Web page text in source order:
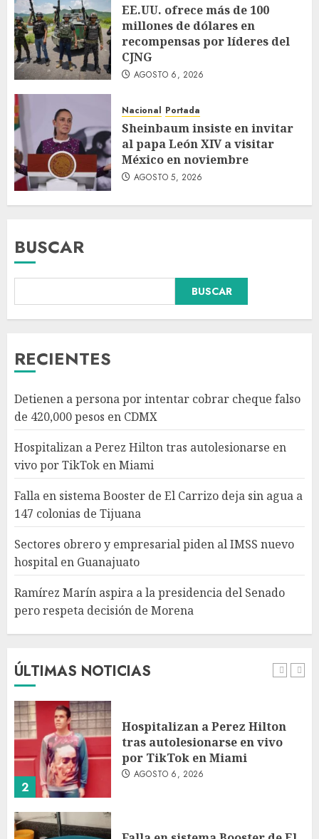
EE.UU. ofrece más de 100
millones de dólares en
recompensas por líderes del
CJNG
AGOSTO 6, 2026
Nacional Portada
Sheinbaum insiste en invitar
al papa León XIV a visitar
México en noviembre
AGOSTO 5, 2026
BUSCAR
BUSCAR
RECIENTES
Detienen a persona por intentar cobrar cheque falso
de 420,000 pesos en CDMX
Hospitalizan a Perez Hilton tras autolesionarse en
vivo por TikTok en Miami
Falla en sistema Booster de El Carrizo deja sin agua a
147 colonias de Tijuana
Sectores obrero y empresarial piden al IMSS nuevo
hospital en Guanajuato
Ramírez Marín aspira a la presidencia del Senado
pero respeta decisión de Morena
ÚLTIMAS NOTICIAS
Falla en sistema Booster de El
Carrizo deja sin agua a 147
4
Sectores obrero y empresarial
piden al IMSS nuevo hospital
en Guanajuato
AGOSTO 6, 2026
5
Ramírez Marín aspira a la
presidencia del Senado pero
respeta decisión de Morena
AGOSTO 6, 2026
1
Detienen a persona por
intentar cobrar cheque falso
AGOSTO 6, 2026
2
Hospitalizan a Perez Hilton
tras autolesionarse en vivo
por TikTok en Miami
AGOSTO 6, 2026